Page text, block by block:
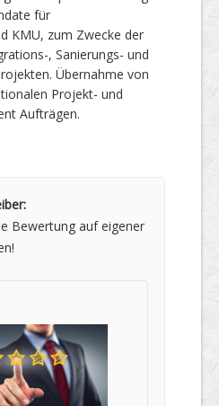
für
KMU, zum Zwecke der
, Sanierungs- und
Übernahme von
Projekt- und
Aufträgen.
Bewertung auf eigener